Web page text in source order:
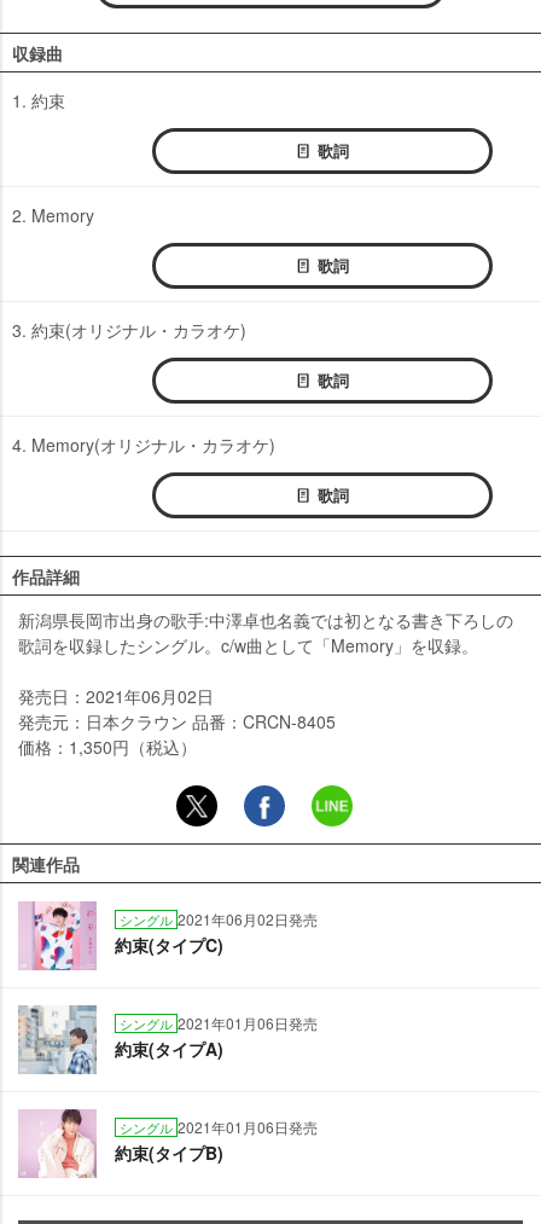
収録曲
1. 約束
歌詞
2. Memory
歌詞
3. 約束(オリジナル・カラオケ)
歌詞
4. Memory(オリジナル・カラオケ)
歌詞
作品詳細
新潟県長岡市出身の歌手:中澤卓也名義では初となる書き下ろしの
歌詞を収録したシングル。c/w曲として「Memory」を収録。
発売日：2021年06月02日
発売元：日本クラウン 品番：CRCN-8405
価格：1,350円（税込）
関連作品
シングル 2021年06月02日発売
約束(タイプC)
シングル 2021年01月06日発売
約束(タイプA)
シングル 2021年01月06日発売
約束(タイプB)